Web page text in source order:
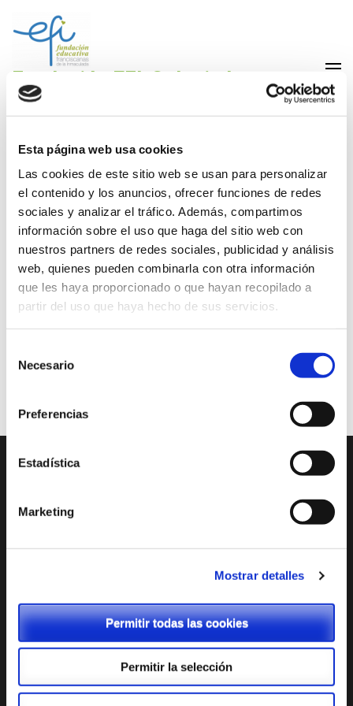
Esta página web usa cookies
Las cookies de este sitio web se usan para personalizar
el contenido y los anuncios, ofrecer funciones de redes
sociales y analizar el tráfico. Además, compartimos
información sobre el uso que haga del sitio web con
nuestros partners de redes sociales, publicidad y análisis
web, quienes pueden combinarla con otra información
que les haya proporcionado o que hayan recopilado a
partir del uso que haya hecho de sus servicios.
Necesario
Preferencias
Estadística
Marketing
Mostrar detalles
Permitir todas las cookies
Permitir la selección
contenido
(presiona
tecla
Fundación EFI-Colegio La
Purísima Alzira
Fundación Educativa Franciscanas de la Inmaculada
Organigrama
DESCARGA
Tienda Chromebooks 2026-2027
Menú comedor junio
Menú comedor abril
Admisión: Cita previa